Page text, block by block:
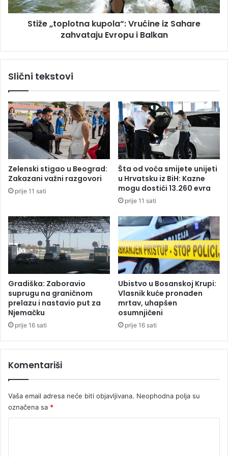
d
z
č
n
o
v
e
o
m
i
s
j
e
z
a
k
n
c
e
s
i
e
S
o
p
k
o
l
a
“
r
u
ć
n
e
z
S
h
a
r
e
z
a
j
u
E
Stiže „toplotna kupola“: Vrućine iz Sahare
zahvataju Evropu i Balkan
Slični tekstovi
Zelenski stigao u Beograd:
Zakazani važni razgovori
prije 11 sati
Šta od voća smijete unijeti
u Hrvatsku iz BiH: Kazne
mogu dostići 13.260 evra
prije 11 sati
Gradiška: Zaboravio
suprugu na graničnom
prelazu i nastavio put za
Njemačku
prije 16 sati
Ubistvo u Bosanskoj Krupi:
Vlasnik kuće pronađen
mrtav, uhapšen
osumnjičeni
prije 16 sati
Komentariši
Vaša email adresa neće biti objavljivana. Neophodna polja su
označena sa *